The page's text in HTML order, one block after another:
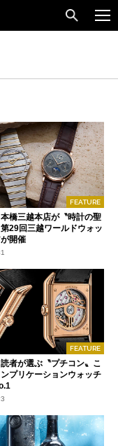
FEATURE
橋三越本店が〝時計の聖
29回三越ワールドウォッ
開催
FEATURE
読者が選ぶ〝プチコン〟こ
プリケーションウォッチ